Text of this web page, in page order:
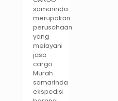
samarinda
merupakan
perusahaan
yang
melayani
jasa
cargo
Murah
samarinda
ekspedisi